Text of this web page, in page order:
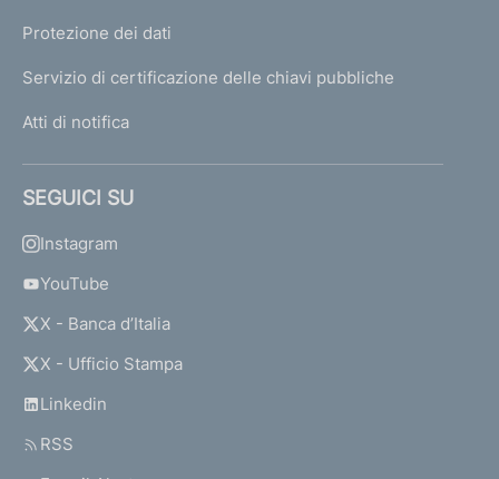
Protezione dei dati
Servizio di certificazione delle chiavi pubbliche
Atti di notifica
SEGUICI SU
Instagram
YouTube
X - Banca d’Italia
X - Ufficio Stampa
Linkedin
RSS